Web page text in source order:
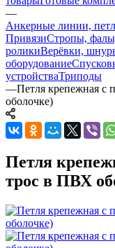
—
Анкерные линии,
ПривязиСтропы,
роликиВерёвки,
оборудование
устройстваТриподы
—Петля крепежная с
оболочке)
Петля
трос в ПВХ